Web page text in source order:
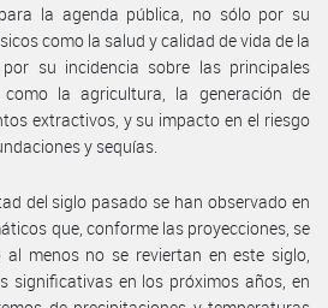
la agenda pública, no sólo por su
como la salud y calidad de vida de la
su incidencia sobre las principales
como la agricultura, la generación de
extractivos, y su impacto en el riesgo
y sequías.
del siglo pasado se han observado en
que, conforme las proyecciones, se
menos no se reviertan en este siglo,
significativas en los próximos años, en